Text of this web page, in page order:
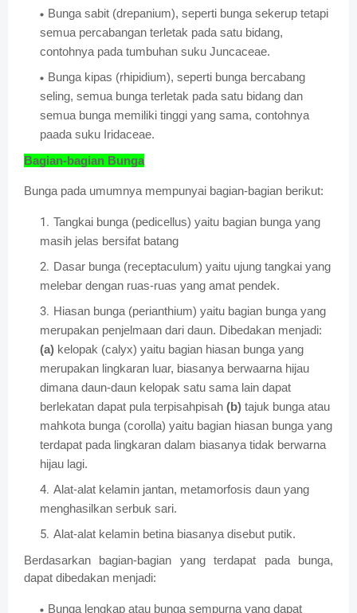
Bunga sabit (drepanium), seperti bunga sekerup tetapi
semua percabangan terletak pada satu bidang,
contohnya pada tumbuhan suku Juncaceae.
Bunga kipas (rhipidium), seperti bunga bercabang
seling, semua bunga terletak pada satu bidang dan
semua bunga memiliki tinggi yang sama, contohnya
paada suku Iridaceae.
Bagian-bagian Bunga
Bunga pada umumnya mempunyai bagian-bagian berikut:
Tangkai bunga (pedicellus) yaitu bagian bunga yang
masih jelas bersifat batang
Dasar bunga (receptaculum) yaitu ujung tangkai yang
melebar dengan ruas-ruas yang amat pendek.
Hiasan bunga (perianthium) yaitu bagian bunga yang
merupakan penjelmaan dari daun. Dibedakan menjadi:
(a) kelopak (calyx) yaitu bagian hiasan bunga yang
merupakan lingkaran luar, biasanya berwaarna hijau
dimana daun-daun kelopak satu sama lain dapat
berlekatan dapat pula terpisahpisah (b) tajuk bunga atau
mahkota bunga (corolla) yaitu bagian hiasan bunga yang
terdapat pada lingkaran dalam biasanya tidak berwarna
hijau lagi.
Alat-alat kelamin jantan, metamorfosis daun yang
menghasilkan serbuk sari.
Alat-alat kelamin betina biasanya disebut putik.
Berdasarkan bagian-bagian yang terdapat pada bunga,
dapat dibedakan menjadi:
Bunga lengkap atau bunga sempurna yang dapat